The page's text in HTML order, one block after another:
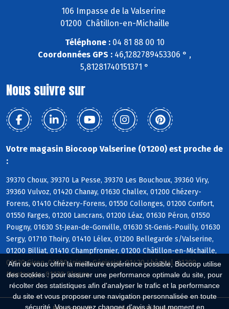
Afin de vous offrir la meilleure expérience possible, Biocoop utilise
des cookies : pour assurer une performance optimale du site, pour
récolter des statistiques afin d'analyser le trafic et la performance
du site et vous proposer une navigation personnalisée en toute
sécurité. Vous pouvez changer d'avis à tout moment en
106 Impasse de la Valserine
01200 Châtillon-en-Michaille
Téléphone :04 81 88 00 10
Coordonnées GPS : 46,1282789453306 ° ,
5,81281740151371 °
Nous suivre sur
Votre magasin Biocoop Valserine (01200) est proche de
:
39370 Choux, 39370 La Pesse, 39370 Les Bouchoux, 39360 Viry,
39360 Vulvoz, 01420 Chanay, 01630 Challex, 01200 Chézery-
Forens, 01410 Chézery-Forens, 01550 Collonges, 01200 Confort,
01550 Farges, 01200 Lancrans, 01200 Léaz, 01630 Péron, 01550
Pougny, 01630 St-Jean-de-Gonville, 01630 St-Genis-Pouilly, 01630
Sergy, 01710 Thoiry, 01410 Lélex, 01200 Bellegarde s/Valserine,
01200 Billiat, 01410 Champfromier, 01200 Châtillon-en-Michaille,
01130 Giron, 01200 Injoux-Génissiat, 01420 Lhôpital, 01200
Montanges, 01130 Plagne